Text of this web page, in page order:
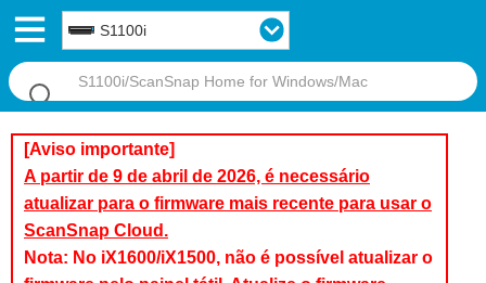
S1100i
[Aviso importante]
A partir de 9 de abril de 2026, é necessário
atualizar para o firmware mais recente para usar o
ScanSnap Cloud.
Nota: No iX1600/iX1500, não é possível atualizar o